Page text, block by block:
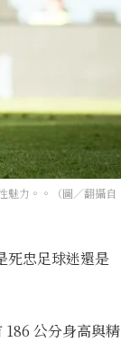
魅力。。（圖／翻攝自
死忠足球迷還是
公分身高與精